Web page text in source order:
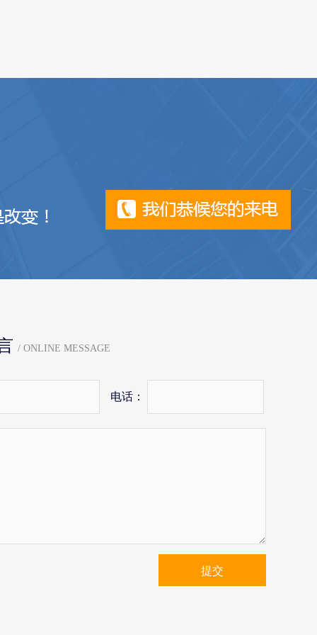
/ ONLINE MESSAGE
电话：
提交